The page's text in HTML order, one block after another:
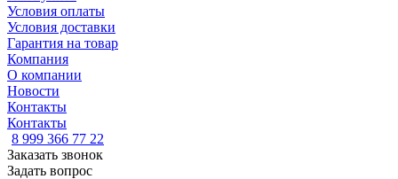
Условия оплаты
Условия доставки
Гарантия на товар
Компания
О компании
Новости
Контакты
Контакты
8 999 366 77 22
Заказать звонок
Задать вопрос